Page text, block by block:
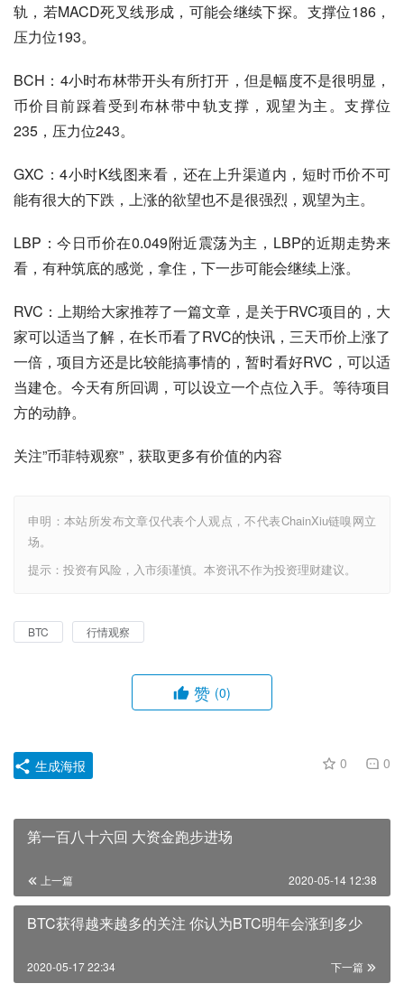
轨，若MACD死叉线形成，可能会继续下探。支撑位186，
压力位193。
BCH：4小时布林带开头有所打开，但是幅度不是很明显，
币价目前踩着受到布林带中轨支撑，观望为主。支撑位
235，压力位243。
GXC：4小时K线图来看，还在上升渠道内，短时币价不可
能有很大的下跌，上涨的欲望也不是很强烈，观望为主。
LBP：今日币价在0.049附近震荡为主，LBP的近期走势来
看，有种筑底的感觉，拿住，下一步可能会继续上涨。
RVC：上期给大家推荐了一篇文章，是关于RVC项目的，大
家可以适当了解，在长币看了RVC的快讯，三天币价上涨了
一倍，项目方还是比较能搞事情的，暂时看好RVC，可以适
当建仓。今天有所回调，可以设立一个点位入手。等待项目
方的动静。
关注”币菲特观察”，获取更多有价值的内容
申明：本站所发布文章仅代表个人观点，不代表ChainXiu链嗅网立
场。
提示：投资有风险，入市须谨慎。本资讯不作为投资理财建议。
BTC 行情观察
赞 (0)
0 0
生成海报
第一百八十六回 大资金跑步进场
上一篇 2020-05-14 12:38
BTC获得越来越多的关注 你认为BTC明年会涨到多少
下一篇
2020-05-17 22:34